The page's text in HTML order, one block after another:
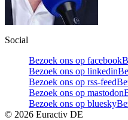
Social
Bezoek ons op facebook
Bezoek ons op linkedin
Bezoek ons op rss-feed
Bezoek ons op mastodon
Bezoek ons op bluesky
© 2026 Euractiv DE